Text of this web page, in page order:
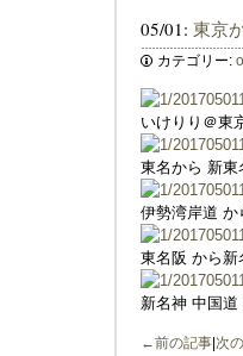
05/01: 東京
カテゴリー:
いけりり＠東
東名から 新東
伊勢湾岸道 か
東名阪 から新
新名神 中国
←前の記事 次